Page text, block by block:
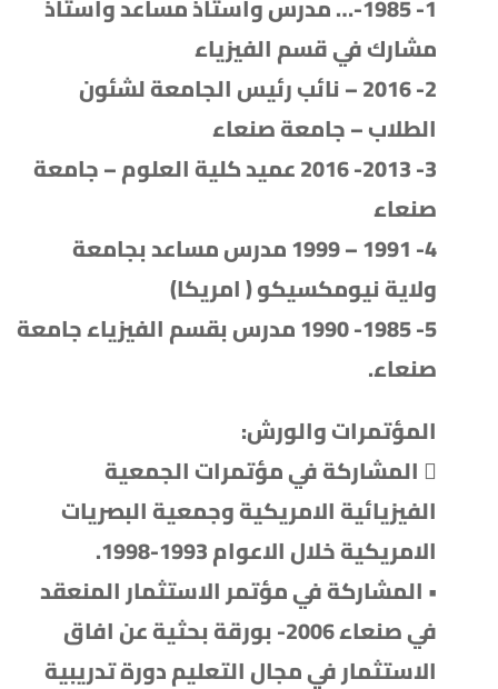
1- 1985-… مدرس واستاذ مساعد واستاذ
مشارك في قسم الفيزياء
2- 2016 – نائب رئيس الجامعة لشئون
الطلاب – جامعة صنعاء
3- 2013- 2016 عميد كلية العلوم – جامعة
صنعاء
4- 1991 – 1999 مدرس مساعد بجامعة
ولاية نيومكسيكو ( امريكا)
5- 1985- 1990 مدرس بقسم الفيزياء جامعة
صنعاء.
المؤتمرات والورش:
 المشاركة في مؤتمرات الجمعية
الفيزيائية الامريكية وجمعية البصريات
الامريكية خلال الاعوام 1993-1998.
• المشاركة في مؤتمر الاستثمار المنعقد
في صنعاء 2006- بورقة بحثية عن افاق
الاستثمار في مجال التعليم دورة تدريبية